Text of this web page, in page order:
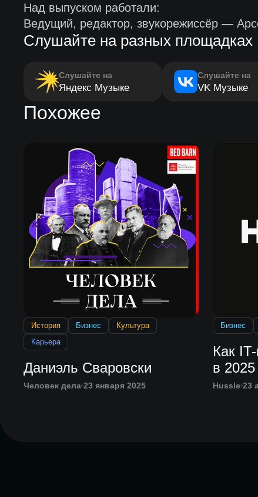
Над выпуском работали:
Ведущий, редактор, звукорежиссёр —
Слушайте на разных площадках
Слушайте на
Яндекс Музыке
Слушайте на
VK Музыке
Похожее
История Бизнес
Культура
Карьера
Даниэль Сваровски
Человек дела 23 января 2025
Бизнес
Как
в 2025
Hussle 23